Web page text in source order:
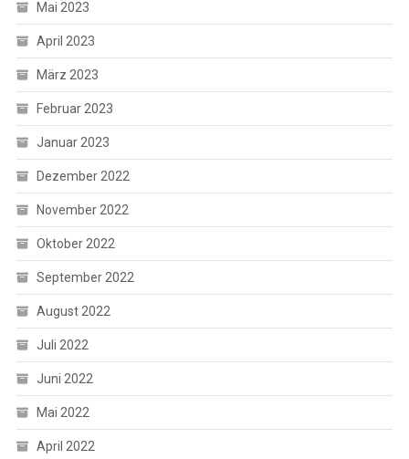
Mai 2023
April 2023
März 2023
Februar 2023
Januar 2023
Dezember 2022
November 2022
Oktober 2022
September 2022
August 2022
Juli 2022
Juni 2022
Mai 2022
April 2022